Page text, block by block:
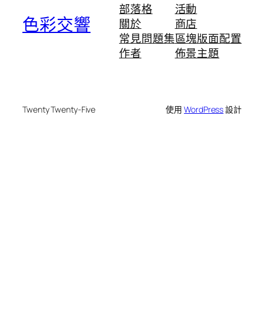
色彩交響
部落格
關於
常見問題集
作者
活動
商店
區塊版面配置
佈景主題
Twenty Twenty-Five 使用WordPress設計